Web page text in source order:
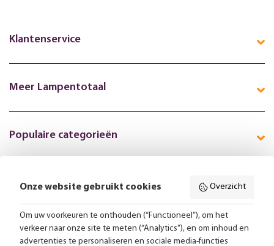
Klantenservice
Meer Lampentotaal
Populaire categorieën
Volg ons online:
Gratis bezorging vanaf 99,-
Onze website gebruikt cookies Overzicht
Om uw voorkeuren te onthouden (“Functioneel”), om het
verkeer naar onze site te meten (“Analytics”), en om inhoud en
advertenties te personaliseren en sociale media-functies